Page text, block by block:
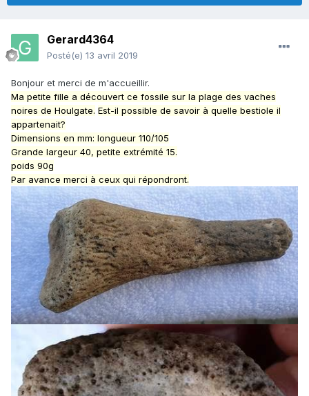
Gerard4364
Posté(e) 13 avril 2019
Bonjour et merci de m'accueillir.
Ma petite fille a découvert ce fossile sur la plage des vaches
noires de Houlgate. Est-il possible de savoir à quelle bestiole il
appartenait?
Dimensions en mm: longueur 110/105
Grande largeur 40, petite extrémité 15.
poids 90g
Par avance merci à ceux qui répondront.